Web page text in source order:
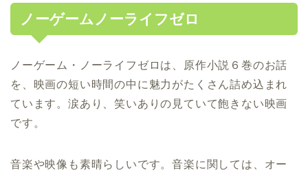
ノーゲームノーライフゼロ
ノーゲーム・ノーライフゼロは、原作小説６巻のお話
を、映画の短い時間の中に魅力がたくさん詰め込まれ
ています。涙あり、笑いありの見ていて飽きない映画
です。
音楽や映像も素晴らしいです。音楽に関しては、オー